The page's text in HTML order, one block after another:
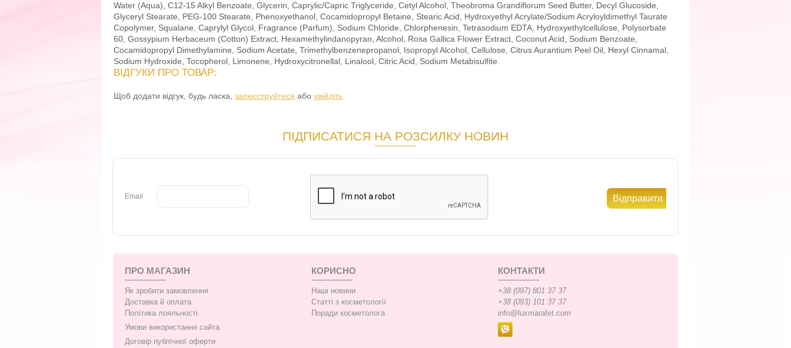
Water (Aqua), C12-15 Alkyl Benzoate, Glycerin, Caprylic/Capric Triglyceride, Cetyl Alcohol, Theobroma Grandiflorum Seed Butter, Decyl Glucoside,
Glyceryl Stearate, PEG-100 Stearate, Phenoxyethanol, Cocamidopropyl Betaine, Stearic Acid, Hydroxyethyl Acrylate/Sodium Acryloyldimethyl Taurate
Copolymer, Squalane, Caprylyl Glycol, Fragrance (Parfum), Sodium Chloride, Chlorphenesin, Tetrasodium EDTA, Hydroxyethylcellulose, Polysorbate
60, Gossypium Herbaceum (Cotton) Extract, Hexamethylindanopyran, Alcohol, Rosa Gallica Flower Extract, Coconut Acid, Sodium Benzoate,
Cocamidopropyl Dimethylamine, Sodium Acetate, Trimethylbenzenepropanol, Isopropyl Alcohol, Cellulose, Citrus Aurantium Peel Oil, Hexyl Cinnamal,
Sodium Hydroxide, Tocopherol, Limonene, Hydroxycitronellal, Linalool, Citric Acid, Sodium Metabisulfite.
ВІДГУКИ ПРО ТОВАР:
Щоб додати відгук, будь ласка, зареєструйтеся або увійдіть
ПІДПИСАТИСЯ НА РОЗСИЛКУ НОВИН
Email
ПРО МАГАЗИН
Як зробити замовлення
Доставка й оплата
Політика лояльності
Умови використання сайта
Договір публічної оферти
КОРИСНО
Наші новини
Статті з косметології
Поради косметолога
КОНТАКТИ
+38 (097) 801 37 37
+38 (093) 101 37 37
info@luxmarafet.com